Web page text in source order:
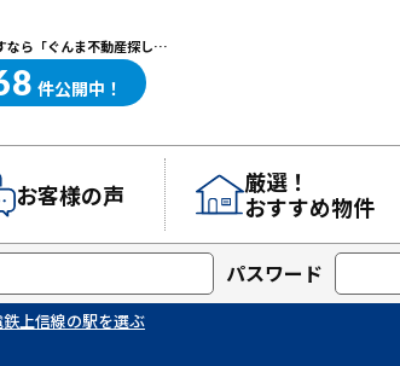
上信電鉄上信線の駅を選ぶ｜高崎・前橋エリアを中心に群馬県の戸建て・マンションを探すなら「ぐんま不動産探し.com」
産探し.com
件公開中！
お客様の声
厳選！
おすすめ物件
パスワード
上信線の駅を選ぶ